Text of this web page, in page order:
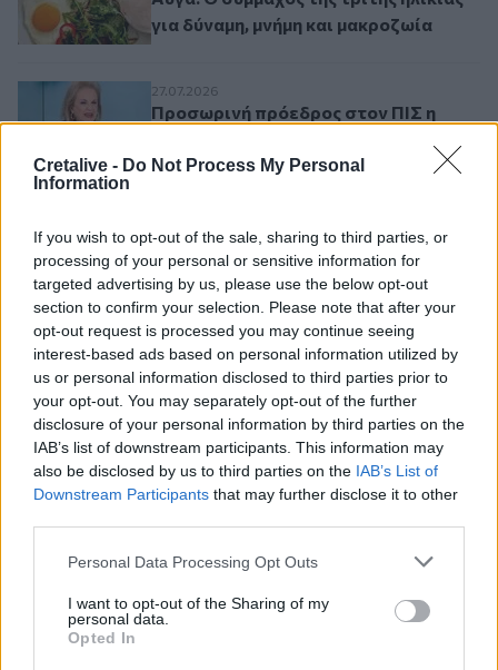
Cretalive - Do Not Process My Personal
Information
If you wish to opt-out of the sale, sharing to third parties, or
processing of your personal or sensitive information for
targeted advertising by us, please use the below opt-out
section to confirm your selection. Please note that after your
opt-out request is processed you may continue seeing
interest-based ads based on personal information utilized by
us or personal information disclosed to third parties prior to
your opt-out. You may separately opt-out of the further
disclosure of your personal information by third parties on the
IAB’s list of downstream participants. This information may
also be disclosed by us to third parties on the IAB’s List of
Downstream Participants that may further disclose it to other
Personal Data Processing Opt Outs
I want to opt-out of the Sharing of my
personal data.
Opted In
για δύναμη, μνήμη και μακροζωία
Προσωρινή πρόεδρος στον ΠΙΣ η
27.07.2026
Προσωρινή πρόεδρος στον ΠΙΣ η
Παγκόσμια διατροφική κρίση: 1 στους
3 ανθρώπους δεν μπορεί να αγοράσει
υγιεινό φαγητό
Πονοκέφαλος για ημέρες: Οι πιθανές
27.07.2026
Πονοκέφαλος για ημέρες: Οι πιθανές
αιτίες και τα προειδοποιητικά
σημάδια
Σελιδοποίηση
Current page
Ροή ειδήσεων